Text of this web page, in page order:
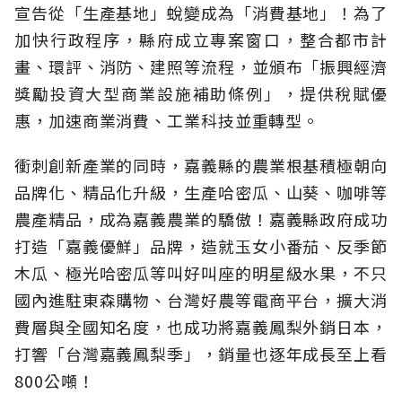
宣告從「生產基地」蛻變成為「消費基地」！為了
加快行政程序，縣府成立專案窗口，整合都市計
畫、環評、消防、建照等流程，並頒布「振興經濟
獎勵投資大型商業設施補助條例」，提供稅賦優
惠，加速商業消費、工業科技並重轉型。
衝刺創新產業的同時，嘉義縣的農業根基積極朝向
品牌化、精品化升級，生產哈密瓜、山葵、咖啡等
農產精品，成為嘉義農業的驕傲！嘉義縣政府成功
打造「嘉義優鮮」品牌，造就玉女小番茄、反季節
木瓜、極光哈密瓜等叫好叫座的明星級水果，不只
國內進駐東森購物、台灣好農等電商平台，擴大消
費層與全國知名度，也成功將嘉義鳳梨外銷日本，
打響「台灣嘉義鳳梨季」，銷量也逐年成長至上看
800公噸！